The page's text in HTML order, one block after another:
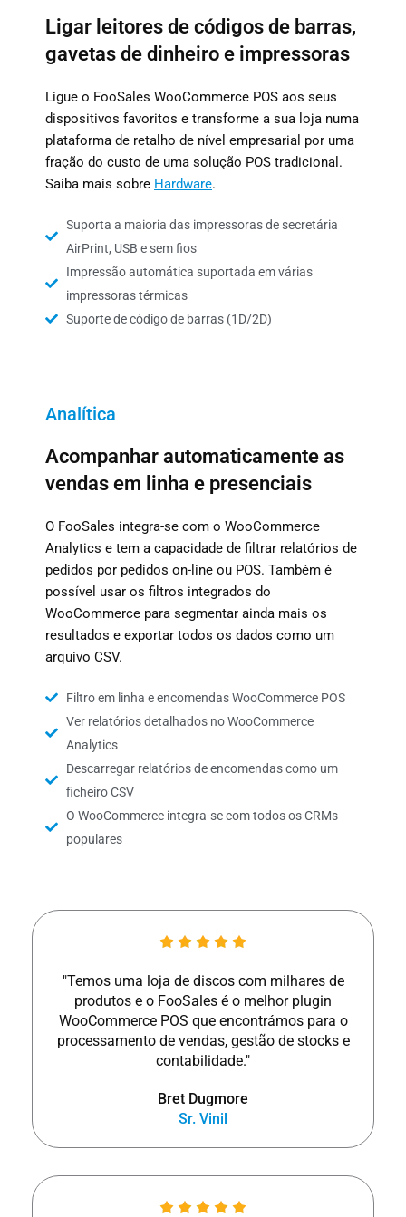
Ligar leitores de códigos de barras,
gavetas de dinheiro e impressoras
Ligue o FooSales WooCommerce POS aos seus
dispositivos favoritos e transforme a sua loja numa
plataforma de retalho de nível empresarial por uma
fração do custo de uma solução POS tradicional.
Saiba mais sobre Hardware.
Suporta a maioria das impressoras de secretária
AirPrint, USB e sem fios
Impressão automática suportada em várias
impressoras térmicas
Suporte de código de barras (1D/2D)
Analítica
Acompanhar automaticamente as
vendas em linha e presenciais
O FooSales integra-se com o WooCommerce
Analytics e tem a capacidade de filtrar relatórios de
pedidos por pedidos on-line ou POS. Também é
possível usar os filtros integrados do
WooCommerce para segmentar ainda mais os
resultados e exportar todos os dados como um
arquivo CSV.
Filtro em linha e encomendas WooCommerce POS
Ver relatórios detalhados no WooCommerce
Analytics
Descarregar relatórios de encomendas como um
ficheiro CSV
O WooCommerce integra-se com todos os CRMs
populares
"Temos uma loja de discos com milhares de
produtos e o FooSales é o melhor plugin
WooCommerce POS que encontrámos para o
processamento de vendas, gestão de stocks e
contabilidade."
Bret Dugmore
Sr. Vinil